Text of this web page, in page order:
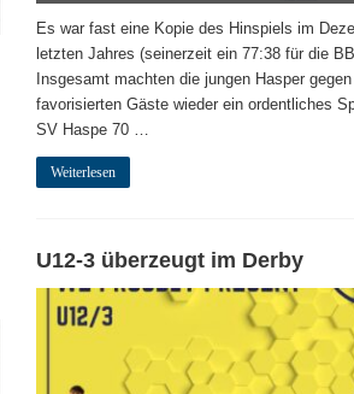
Es war fast eine Kopie des Hinspiels im
letzten Jahres (seinerzeit ein 77:38 für die
Insgesamt machten die jungen Hasper
favorisierten Gäste wieder ein ordentliches
SV Haspe 70 …
Weiterlesen
U12-3 überzeugt im Derby